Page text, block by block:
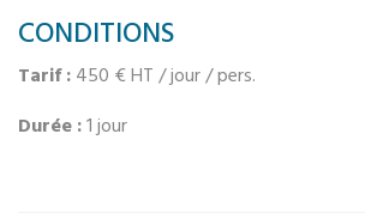
CONDITIONS
Tarif :450 € HT / jour / pers.
Durée :1 jour